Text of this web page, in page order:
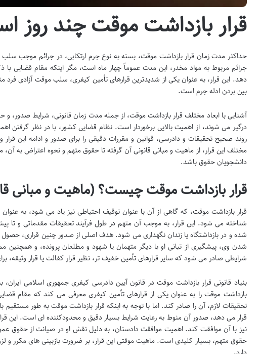
قرار بازداشت موقت چند روز
حداکثر مدت زمان قرار بازداشت موقت، بسته به نوع جرم ارتکابی، در جرائم موجب
جرائم مربوط به مواد مخدر، این مدت عموماً چهار ماه است، مگر اینکه مقام قضایی
دهد. این قرار، به عنوان یکی از شدیدترین قرارهای تأمین کیفری، سلب موقت آزادی فرد
بین بردن ادله جرم است.
آشنایی با ابعاد مختلف قرار بازداشت موقت، از جمله مدت زمان قانونی، شرایط صدور، و
درگیر می شوند، از اهمیت بالایی برخوردار است. نظام قضایی کشور، با در نظر
روند صحیح تحقیقات و دادرسی، قوانین و مقررات دقیقی را برای صدور و ادامه این
مختلف این قرار، از ماهیت و مبانی قانونی آن گرفته تا حقوق متهم و نحوه اعتراض به آن،
دانشجویان حقوق باشد.
قرار بازداشت موقت چیست؟ (ماهیت و مبانی
قرار بازداشت موقت، که گاهی از آن با عنوان توقیف احتیاطی نیز یاد می شود، به
شناخته می شود. این قرار، به موجب آن متهم در طول فرآیند تحقیقات مقدماتی و
شده و در بازداشتگاه یا زندان نگهداری می شود. هدف اصلی از صدور چنین قراری، حصول
شدن وی، پیشگیری از تبانی او با دیگر متهمان یا شهود و مطلعان پرونده، و همچنین
شرایطی صادر می شود که سایر قرارهای تأمین خفیف تر، نظیر قرار کفالت یا قرار
بازداشت موقت را به عنوان یکی از قرارهای تأمین کیفری معرفی می کند که مقام
تحقیقات لازم، آن را صادر کند. اما با توجه به اینکه قرار بازداشت موقت به طور
قرار می دهد، صدور آن منوط به رعایت شرایط بسیار دقیق و محدودکننده ای است. این
نیز با آن موافقت کند. اهمیت موافقت دادستان، به دلیل نقش او در صیانت از حقوق
حقوق متهم، بسیار کلیدی است. ماهیت موقتی این قرار، بر ضرورت بازبینی های مکرر